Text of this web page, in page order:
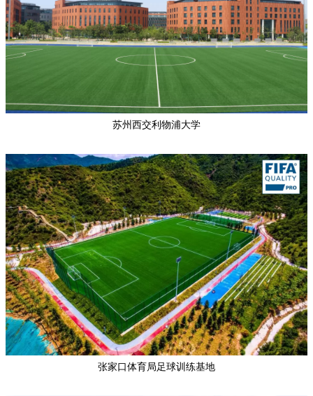
苏州西交利物浦大学
张家口体育局足球训练基地